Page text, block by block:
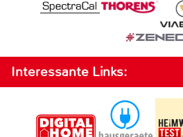
Interessante Links: